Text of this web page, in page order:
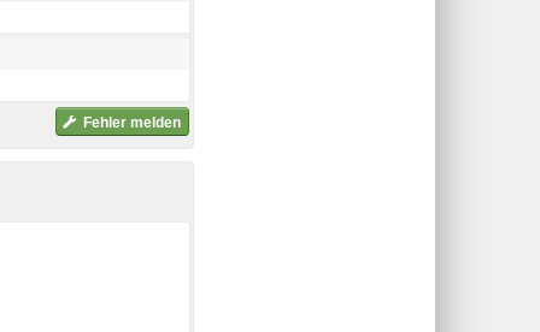
Fehler melden